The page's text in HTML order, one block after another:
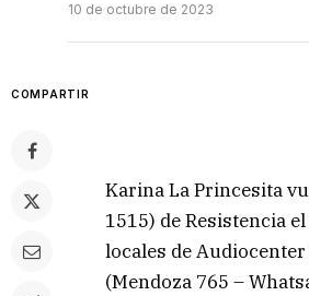
10 de octubre de 2023
COMPARTIR
Karina La Princesita
1515) de Resistencia
locales de
(Mendoza 765 –